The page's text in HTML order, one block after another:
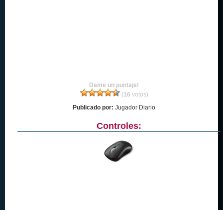
Dame un puntaje!
(16 votos)
Publicado por: Jugador Diario
Controles: